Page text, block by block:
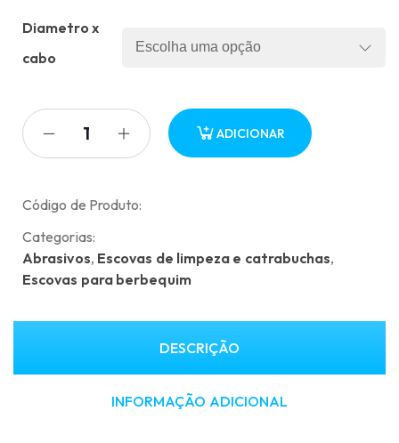
range:
4.00 €
through
Diametro x
cabo
ADICIONAR
Código de Produto:
Categorias:
Abrasivos, Escovas de limpeza e catrabuchas,
Escovas para berbequim
DESCRIÇÃO
INFORMAÇÃO ADICIONAL